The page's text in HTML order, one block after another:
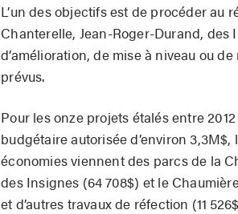
L’un des objectifs est de procéder au
Chanterelle, Jean-Roger-Durand, des
d’amélioration, de mise à niveau ou
prévus.
Pour les onze projets étalés entre
budgétaire autorisée d’environ
économies viennent des parcs de la
des Insignes (64 708$) et le
et d’autres travaux de réfection (11